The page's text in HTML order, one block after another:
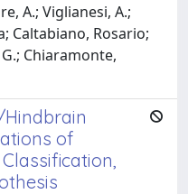
A.; Viglianesi, A.;
Caltabiano, Rosario;
Chiaramonte,
of